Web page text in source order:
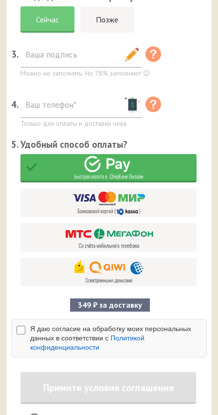
Сейчас Позже
3.
Можно не заполнять. Но 78% заполняют 😉
4.
Только для оплаты и доставки чека.
5. Удобный способ оплаты?
349 ₽ за доставку
Я даю согласие на обработку моих персональных
данных в соответствии с Политикой
конфиденциальности
Примите условия соглашения